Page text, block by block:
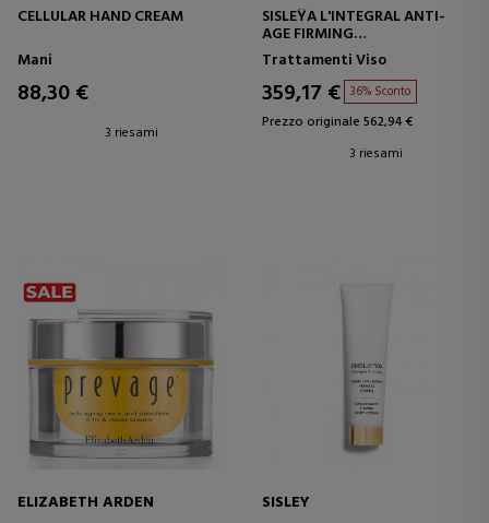
CELLULAR HAND CREAM
Mani
88,30 €
3 riesami
SISLEŸA L'INTEGRAL ANTI-
AGE FIRMING
CONCENTRATED SERUM
Trattamenti Viso
359,17 € 36% Sconto
Prezzo originale 562,94 €
3 riesami
ELIZABETH ARDEN
SISLEY